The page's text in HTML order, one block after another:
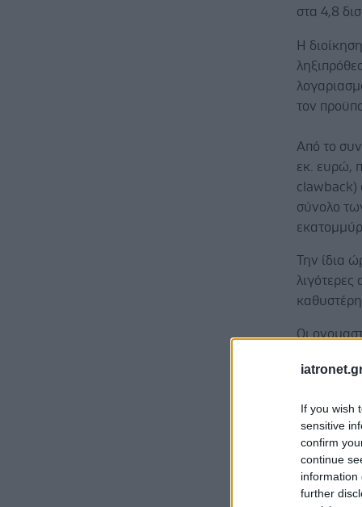
If you wish
sensitive
confirm
continue
information
further
στα 4,8
Η
τον
Από το
εκ. ευρώ,
clawback)
σύνολο
Την ίδια
Οι
4,8 δισ.
Η